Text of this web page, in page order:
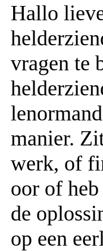
Hallo
vragen te
manier.
werk, of
oor of
de
op een